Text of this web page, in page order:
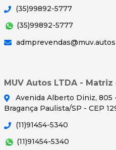
(35)99892-5777
(35)99892-5777
admprevendas@muv.autos
MUV Autos LTDA - Matriz
Avenida Alberto Diniz, 805
Bragança Paulista/SP - CEP
(11)91454-5340
(11)91454-5340